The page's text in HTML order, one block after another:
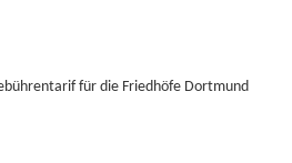
für die Friedhöfe Dortmund